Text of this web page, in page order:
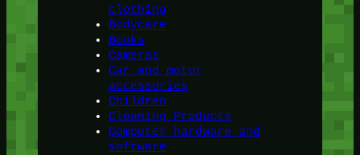
clothing
Bodycare
Books
Cameras
Car and motor
accessories
Children
Cleaning Products
Computer hardware and
software